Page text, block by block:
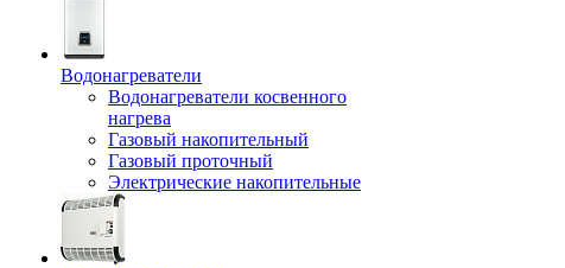
Водонагреватели
Водонагреватели косвенного
нагрева
Газовый накопительный
Газовый проточный
Электрические накопительные